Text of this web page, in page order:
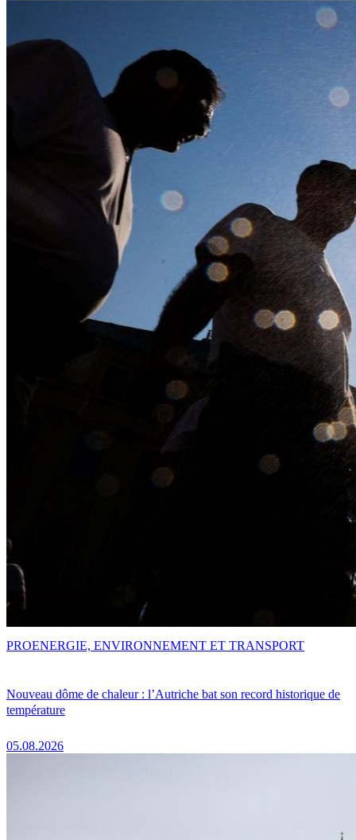
Nouveau dôme de chaleur : l’Autriche bat son record historique de
température
05.08.2026
PROENERGIE, ENVIRONNEMENT ET TRANSPORT